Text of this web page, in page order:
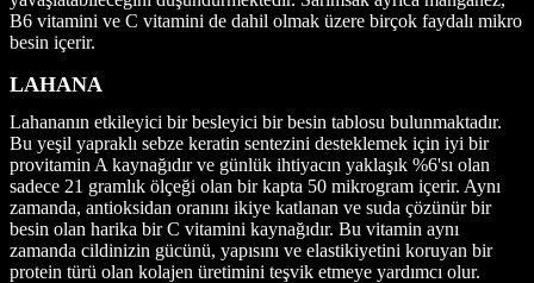
B6 vitamini ve C vitamini de dahil olmak üzere birçok faydalı mikro
besin içerir.
LAHANA
Lahananın etkileyici bir besleyici bir besin tablosu bulunmaktadır.
Bu yeşil yapraklı sebze keratin sentezini desteklemek için iyi bir
provitamin A kaynağıdır ve günlük ihtiyacın yaklaşık %6'sı olan
sadece 21 gramlık ölçeği olan bir kapta 50 mikrogram içerir. Aynı
zamanda, antioksidan oranını ikiye katlanan ve suda çözünür bir
besin olan harika bir C vitamini kaynağıdır. Bu vitamin aynı
zamanda cildinizin gücünü, yapısını ve elastikiyetini koruyan bir
protein türü olan kolajen üretimini teşvik etmeye yardımcı olur.